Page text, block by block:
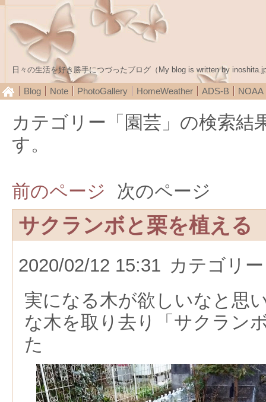
日々の生活を好き勝手につづったブログ（My blog is written by
Blog Note PhotoGallery HomeWeather ADS-B NOAA
カテゴリー「園芸」の検索結
す。
前のページ 次のページ
サクランボと栗を植える
2020/02/12 15:31 カテゴリ
実になる木が欲しいなと思
な木を取り去り「サクラン
た